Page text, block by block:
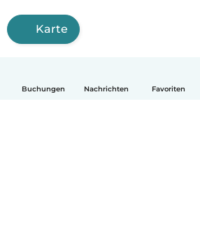
Buchungen Nachrichten Favoriten
Karte